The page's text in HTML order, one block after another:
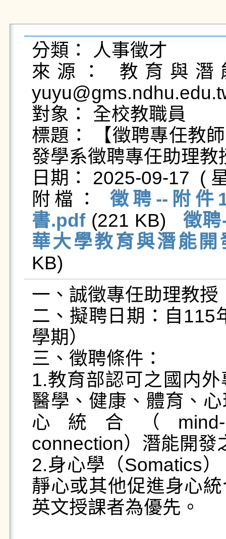
分類： 人事徵才
來源： 教育與
對象： 全校教職員
標題： 【徵聘專任教
發學系徵聘專任助理
日期： 2025-09-17  (
附檔： 徵聘--附件
書.pdf (221 KB) 徵
華大學教育與潛能
KB)
一、誠徵專任助理教授
二、擬聘日期：自115
學期）
三、徵聘條件：
1.教育部認可之國内
醫學、健康、體育、
心統合（mind-
connection）潛能開發
2.身心學（Somatics
靜心或其他促進身心
英文授課者為優先。